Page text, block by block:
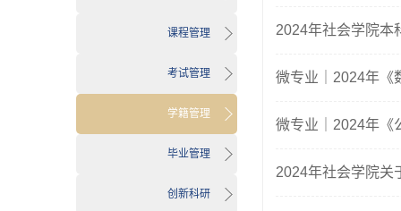
课程管理
考试管理
学籍管理
毕业管理
创新科研
2024年社会学院本
微专业｜2024年《
微专业｜2024年《
2024年社会学院关